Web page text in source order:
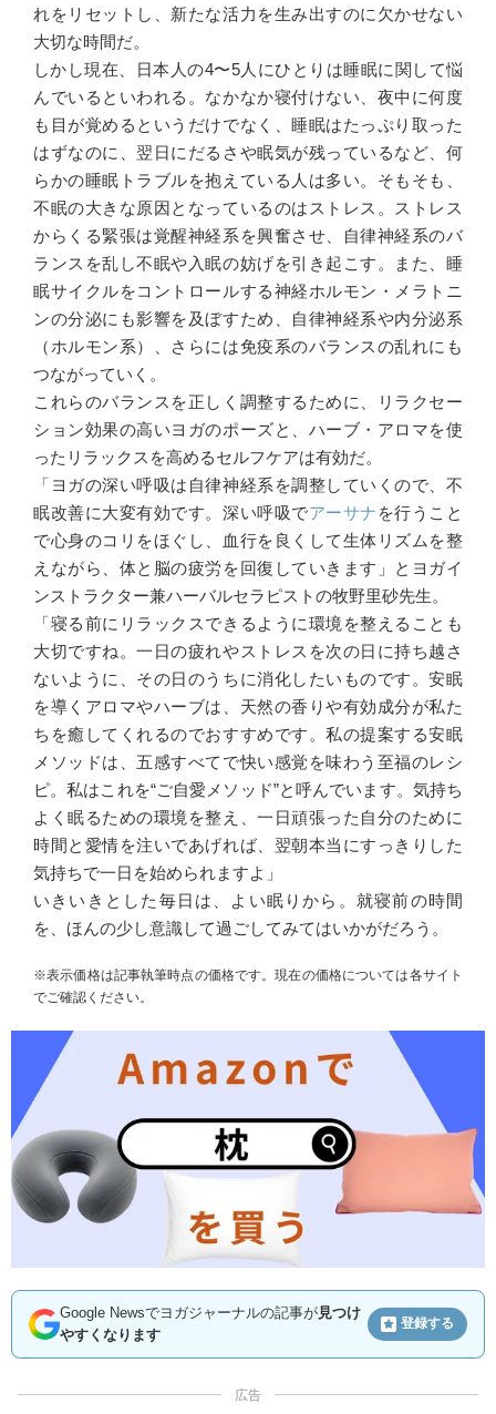
れをリセットし、新たな活力を生み出すのに欠かせない
大切な時間だ。
しかし現在、日本人の4〜5人にひとりは睡眠に関して悩
んでいるといわれる。なかなか寝付けない、夜中に何度
も目が覚めるというだけでなく、睡眠はたっぷり取った
はずなのに、翌日にだるさや眠気が残っているなど、何
らかの睡眠トラブルを抱えている人は多い。そもそも、
不眠の大きな原因となっているのはストレス。ストレス
からくる緊張は覚醒神経系を興奮させ、自律神経系のバ
ランスを乱し不眠や入眠の妨げを引き起こす。また、睡
眠サイクルをコントロールする神経ホルモン・メラトニ
ンの分泌にも影響を及ぼすため、自律神経系や内分泌系
（ホルモン系）、さらには免疫系のバランスの乱れにも
つながっていく。
これらのバランスを正しく調整するために、リラクセー
ション効果の高いヨガのポーズと、ハーブ・アロマを使
ったリラックスを高めるセルフケアは有効だ。
「ヨガの深い呼吸は自律神経系を調整していくので、不
眠改善に大変有効です。深い呼吸でアーサナ を行うこと
で心身のコリをほぐし、血行を良くして生体リズムを整
えながら、体と脳の疲労を回復していきます」とヨガイ
ンストラクター兼ハーバルセラピストの牧野里砂先生。
「寝る前にリラックスできるように環境を整えることも
大切ですね。一日の疲れやストレスを次の日に持ち越さ
ないように、その日のうちに消化したいものです。安眠
を導くアロマやハーブは、天然の香りや有効成分が私た
ちを癒してくれるのでおすすめです。私の提案する安眠
メソッドは、五感すべてで快い感覚を味わう至福のレシ
ピ。私はこれを“ご自愛メソッド”と呼んでいます。気持ち
よく眠るための環境を整え、一日頑張った自分のために
時間と愛情を注いであげれば、翌朝本当にすっきりした
気持ちで一日を始められますよ」
いきいきとした毎日は、よい眠りから。就寝前の時間
を、ほんの少し意識して過ごしてみてはいかがだろう。
※表示価格は記事執筆時点の価格です。現在の価格については各サイト
でご確認ください。
Google Newsでヨガジャーナルの記事が見つけ
やすくなります
登録する
広告